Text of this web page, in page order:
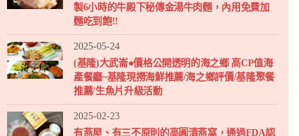
製6小時的牛殿下秘傳金湯牛肉麵，內用免費加
麵吃到飽!!
2025-05-24
(基隆)大武崙●價格公開透明的海之鄉 高CP值海
產餐廳~基隆現撈海鮮推薦/海之鄉評價/基隆聚餐
推薦/生魚片升級活動
2025-02-23
有燕屋、有三不原則的高圓清燕窩，通過FDA認